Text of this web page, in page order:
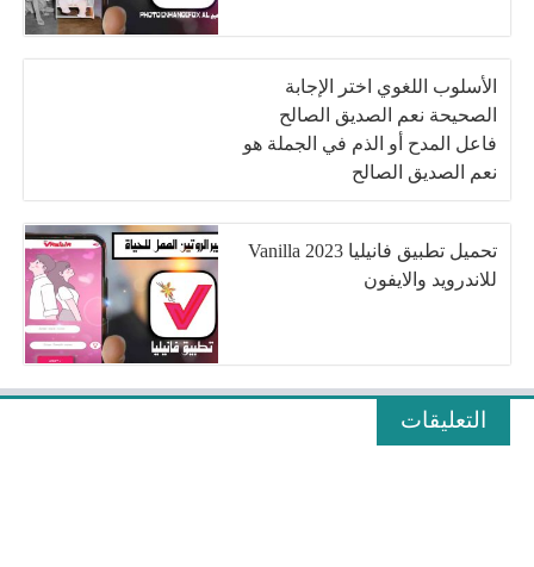
الأسلوب اللغوي اختر الإجابة
الصحيحة نعم الصديق الصالح
فاعل المدح أو الذم في الجملة هو
نعم الصديق الصالح
تحميل تطبيق فانيليا Vanilla 2023
للاندرويد والايفون
التعليقات